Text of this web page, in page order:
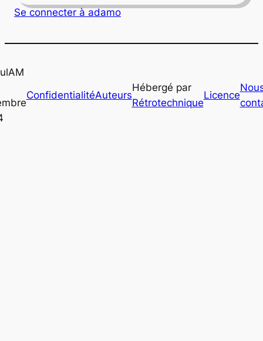
Se connecter àadamo
ConfidentialitéAuteurs
Hébergé par
Rétrotechnique
Licence